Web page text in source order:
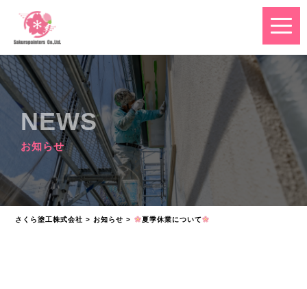
NEWS
お知らせ
さくら塗工株式会社 > お知らせ > 夏季休業について